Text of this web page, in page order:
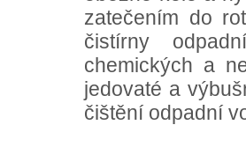
zatečením do
čistírny
chemických a
jedovaté a
čištění odpadní